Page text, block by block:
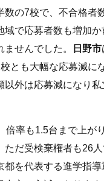
の7校で、不合格者
域で応募者数も増加
せんでした。
日野市
とも大幅な応募減に
外は応募減になり
倍率も1.5台まで上が
ただ受検棄権者も26
を代表する進学指